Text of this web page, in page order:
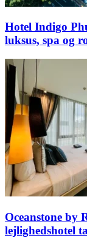
Hotel Indigo
luksus, spa og
Oceanstone by
lejlighedshotel